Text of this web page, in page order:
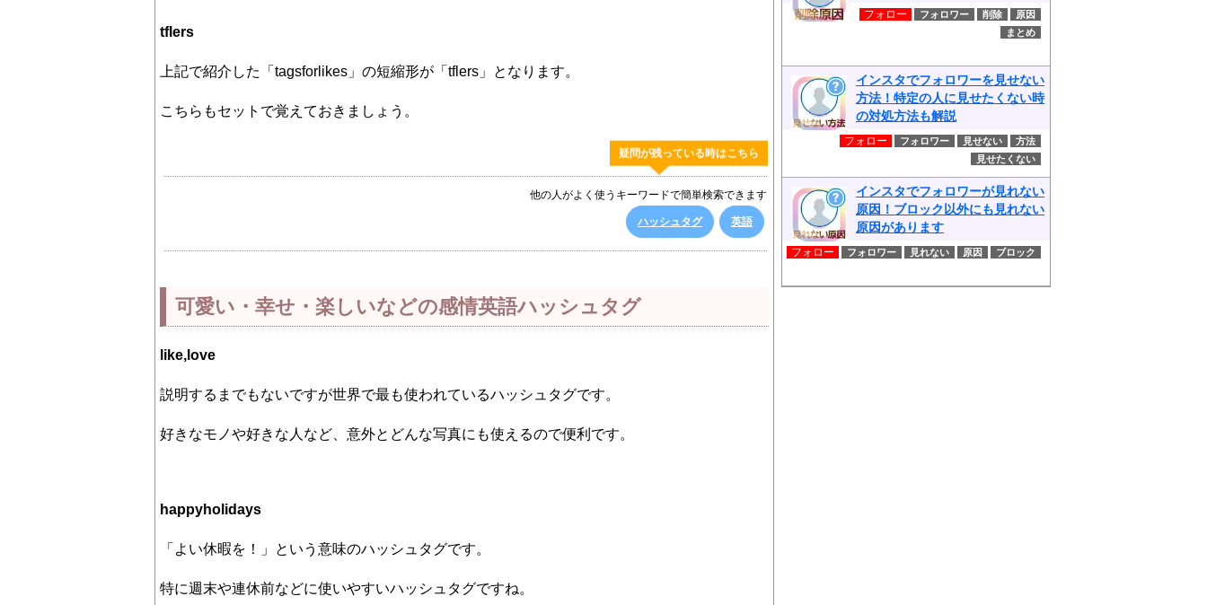
tflers
上記で紹介した「tagsforlikes」の短縮形が「tflers」となります。
こちらもセットで覚えておきましょう。
疑問が残っている時はこちら
他の人がよく使うキーワードで簡単検索できます
ハッシュタグ 英語
可愛い・幸せ・楽しいなどの感情英語ハッシュタグ
like,love
説明するまでもないですが世界で最も使われているハッシュタグです。
好きなモノや好きな人など、意外とどんな写真にも使えるので便利です。
happyholidays
「よい休暇を！」という意味のハッシュタグです。
特に週末や連休前などに使いやすいハッシュタグですね。
フォロー フォロワー 削除
原因
まとめ
インスタでフォロワーを見せない
方法！特定の人に見せたくない時
の対処方法も解説
フォロー フォロワー 見せない
方法
見せたくない
インスタでフォロワーが見れない
原因！ブロック以外にも見れない
原因があります
フォロー フォロワー 見れない 原因 ブロック